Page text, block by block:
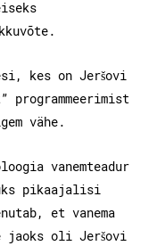
kes on Jeršovi
vähe.
vanemteadur
pikaajalisi
et vanema
jaoks oli Jeršovi